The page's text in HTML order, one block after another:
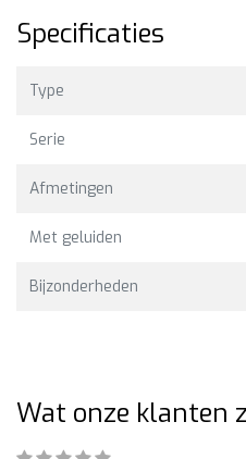
Specificaties
Type
Serie
Afmetingen
Met geluiden
Bijzonderheden
hoge action figure van
Classified Series van
Wat onze klanten